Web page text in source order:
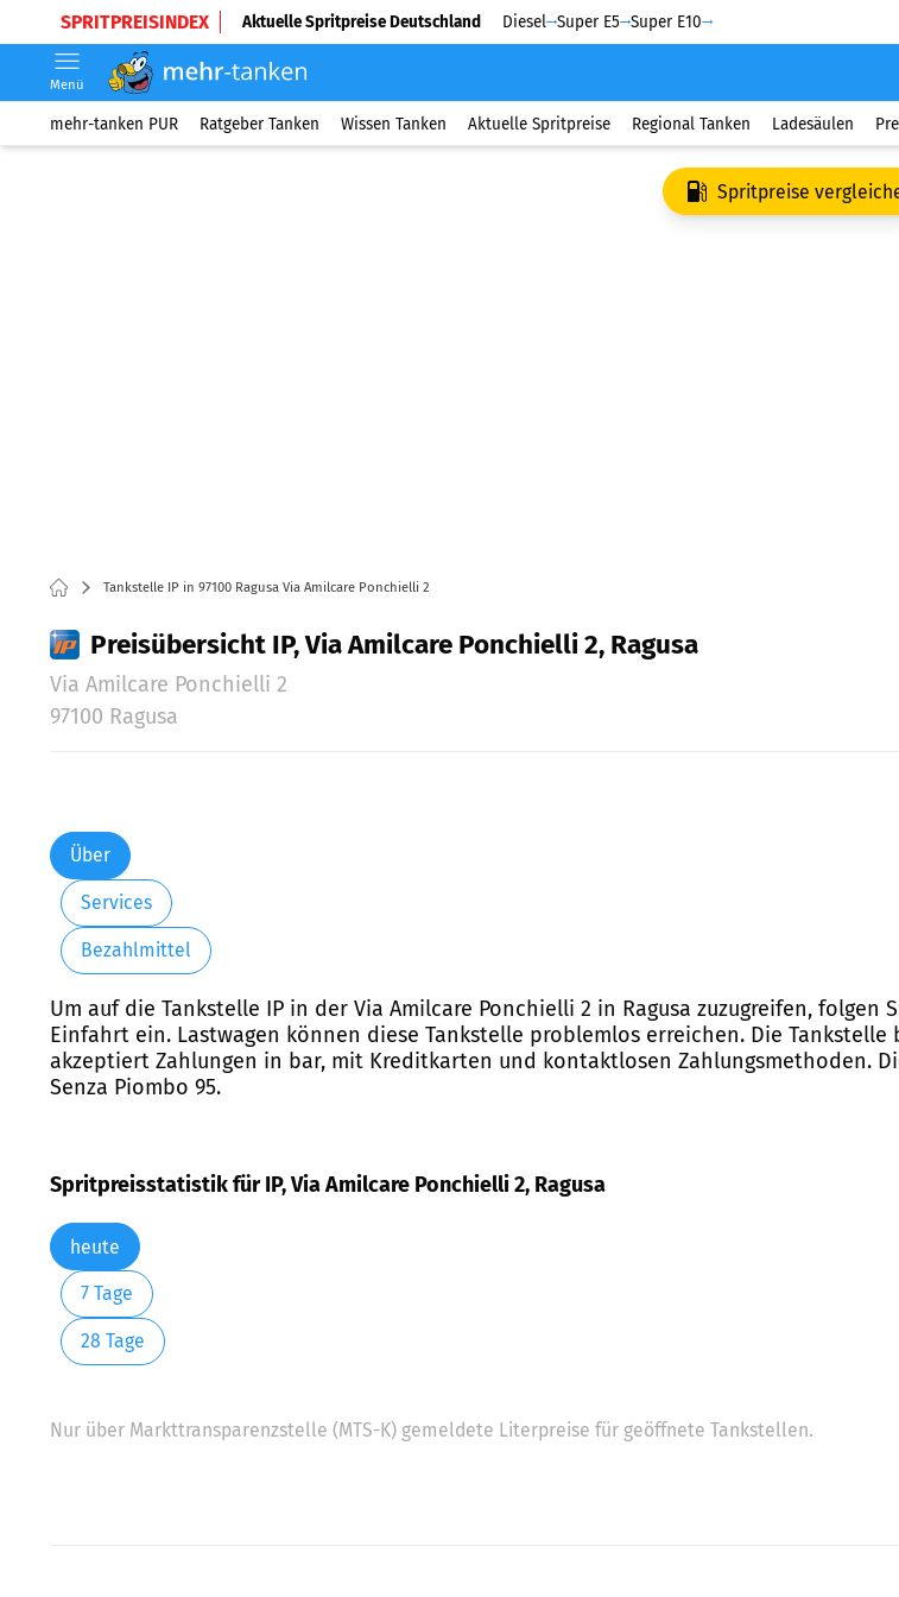
SPRITPREISINDEX Aktuelle Spritpreise Deutschland Diesel Super E5 Super E10
Menü
mehr-tanken PUR Ratgeber Tanken Wissen Tanken Aktuelle Spritpreise Regional Tanken Ladesäulen
Spritpreise
Tankstelle IP in 97100 Ragusa Via Amilcare Ponchielli 2
Preisübersicht IP, Via Amilcare Ponchielli 2, Ragusa
Via Amilcare Ponchielli 2
97100 Ragusa
Über
Services
Bezahlmittel
Um auf die Tankstelle IP in der Via Amilcare Ponchielli 2 in Ragusa zuzugreifen,
Einfahrt ein. Lastwagen können diese Tankstelle problemlos erreichen. Die
akzeptiert Zahlungen in bar, mit Kreditkarten und kontaktlosen Zahlungsmethoden.
Senza Piombo 95.
Spritpreisstatistik für IP, Via Amilcare Ponchielli 2, Ragusa
heute
7 Tage
28 Tage
Nur über Markttransparenzstelle (MTS-K) gemeldete Literpreise für geöffnete Tankstellen.